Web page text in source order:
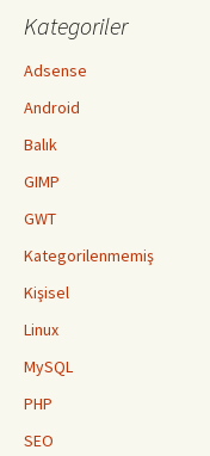
Kategoriler
Adsense
Android
Balık
GIMP
GWT
Kategorilenmemiş
Kişisel
Linux
MySQL
PHP
SEO